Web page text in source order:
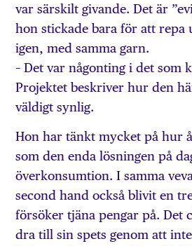
var särskilt givande. Det är
hon stickade bara för att repa
igen, med samma garn.
– Det var någonting i det som
Projektet beskriver hur den
väldigt synlig.
Hon har tänkt mycket på hur
som den enda lösningen på
överkonsumtion. I samma
second hand också blivit en
försöker tjäna pengar på. Det
dra till sin spets genom att